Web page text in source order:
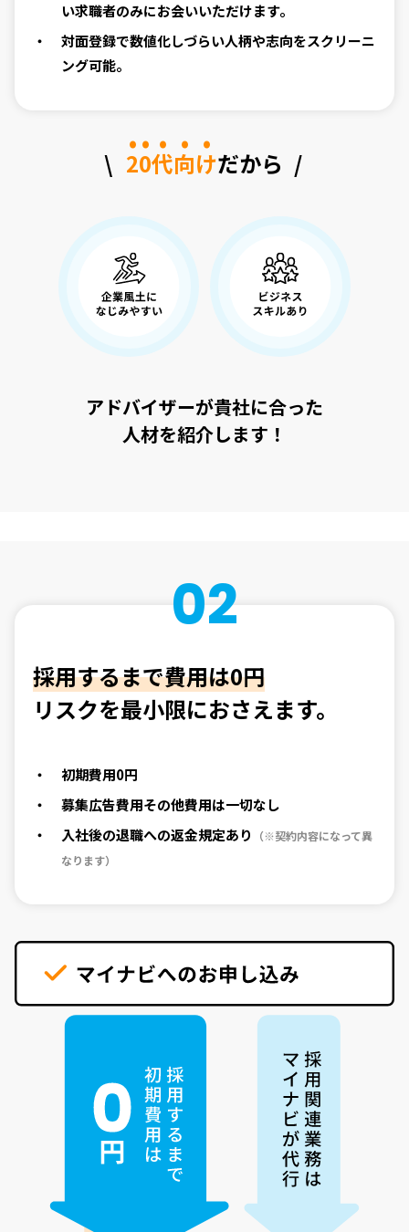
い求職者のみにお会いいただけます。
対面登録で数値化しづらい人柄や志向をスクリーニ
ング可能。
20代向けだから
アドバイザーが貴社に合った
人材を紹介します！
02
採用するまで費用は0円
リスクを最小限におさえます。
初期費用0円
募集広告費用その他費用は一切なし
入社後の退職への返金規定あり
（※契約内容になって異
なります）